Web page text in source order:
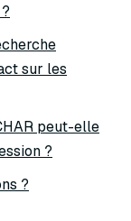
sur les
peut-elle
?
?